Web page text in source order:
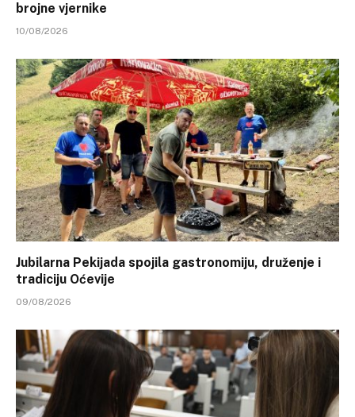
brojne vjernike
10/08/2026
Jubilarna Pekijada spojila gastronomiju, druženje i
tradiciju Oćevije
09/08/2026